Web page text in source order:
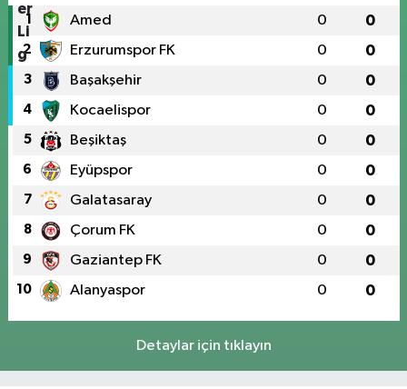
1 Amed 0 0
2 Erzurumspor FK 0 0
3 Başakşehir 0 0
4 Kocaelispor 0 0
5 Beşiktaş 0 0
6 Eyüpspor 0 0
7 Galatasaray 0 0
8 Çorum FK 0 0
9 Gaziantep FK 0 0
10 Alanyaspor 0 0
Detaylar için tıklayın